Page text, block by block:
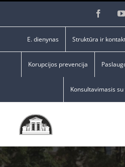
E. dienynas Struktūra ir
Korupcijos prevencija
Konsultavimasis